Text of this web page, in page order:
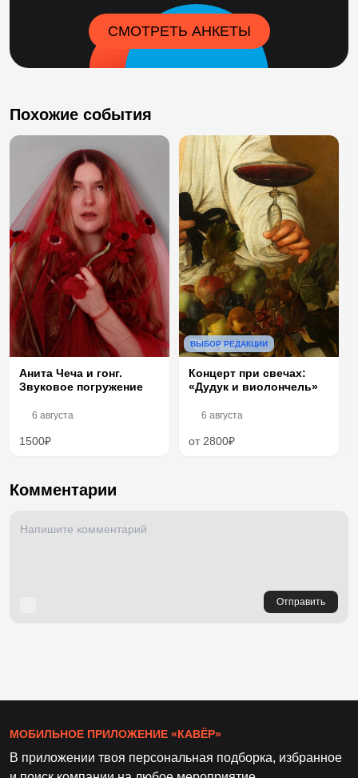
СМОТРЕТЬ АНКЕТЫ
Похожие события
Анита Чеча и гонг.
Звуковое погружение
6 августа
1500₽
ВЫБОР РЕДАКЦИИ
Концерт при свечах:
«Дудук и виолончель»
6 августа
от 2800₽
Комментарии
Отправить
МОБИЛЬНОЕ ПРИЛОЖЕНИЕ «КАВЁР»
В приложении твоя персональная подборка, избранное